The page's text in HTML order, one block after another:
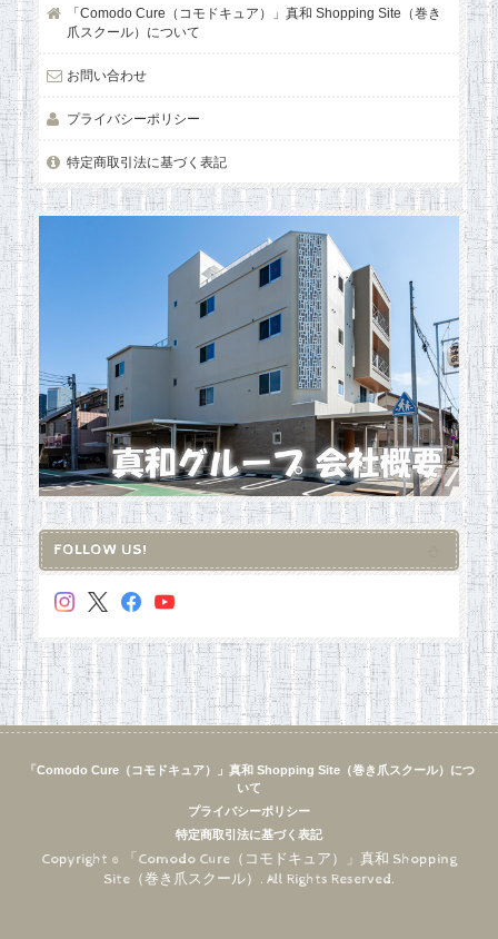
「Comodo Cure（コモドキュア）」真和 Shopping Site（巻き
爪スクール）について
お問い合わせ
プライバシーポリシー
特定商取引法に基づく表記
FOLLOW US!
「Comodo Cure（コモドキュア）」真和 Shopping Site（巻き爪スクール）につ
いて
プライバシーポリシー
特定商取引法に基づく表記
Copyright © 「Comodo Cure（コモドキュア）」真和 Shopping
Site（巻き爪スクール）. All Rights Reserved.